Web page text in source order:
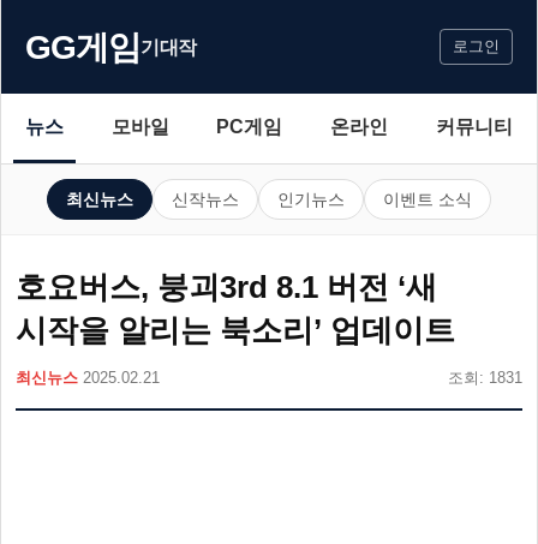
GG게임기대작 로그인
뉴스 모바일 PC게임 온라인 커뮤니티
최신뉴스 신작뉴스 인기뉴스 이벤트 소식
호요버스, 붕괴3rd 8.1 버전 ‘새
시작을 알리는 북소리’ 업데이트
최신뉴스 2025.02.21 조회: 1831